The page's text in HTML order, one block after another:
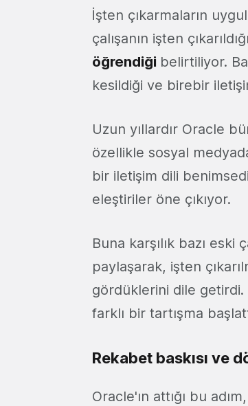
İşten çıkarmaların
çalışanın işten
öğrendiği belirtiliyor.
kesildiği ve birebir
Uzun yıllardır Oracle
özellikle sosyal
bir iletişim dili
eleştiriler öne çıkıyor.
Buna karşılık bazı
paylaşarak, işten
gördüklerini dile getirdi.
farklı bir tartışma
Rekabet baskısı ve
Oracle'ın attığı bu